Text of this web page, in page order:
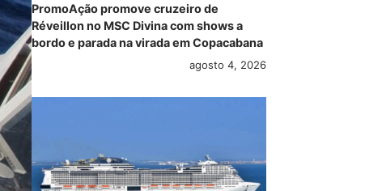
PromoAção promove cruzeiro de
Réveillon no MSC Divina com shows a
bordo e parada na virada em Copacabana
agosto 4, 2026